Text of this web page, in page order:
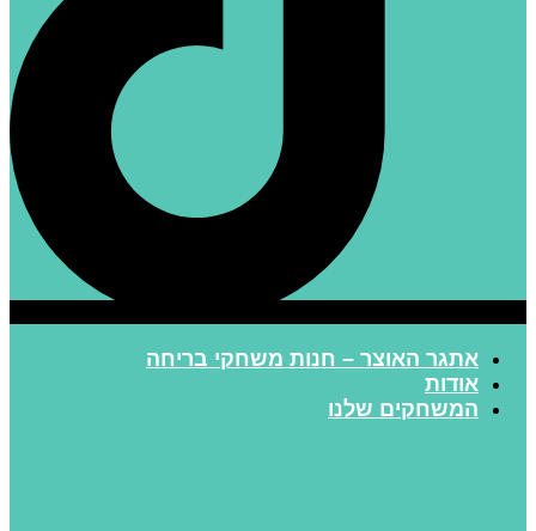
אתגר האוצר – חנות משחקי בריחה
אודות
המשחקים שלנו